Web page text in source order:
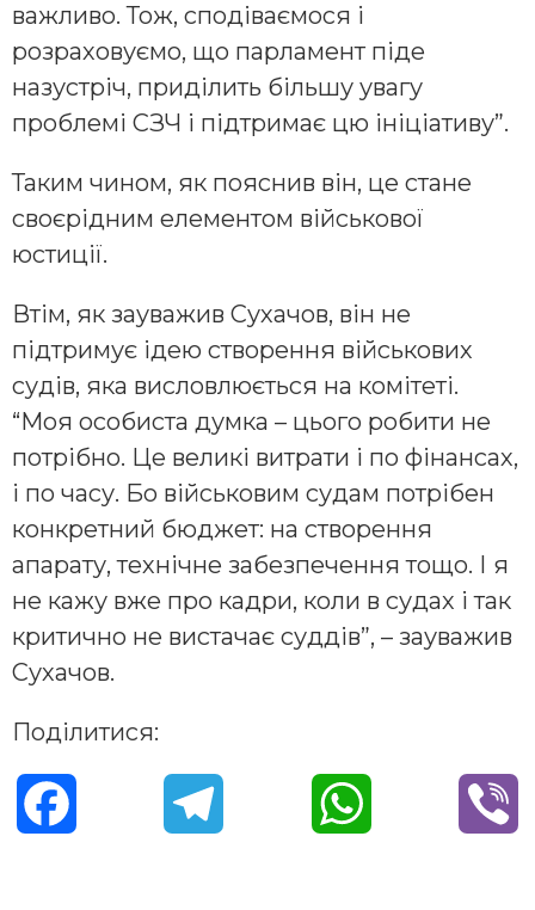
важливо. Тож, сподіваємося і
розраховуємо, що парламент піде
назустріч, приділить більшу увагу
проблемі СЗЧ і підтримає цю ініціативу”.
Таким чином, як пояснив він, це стане
своєрідним елементом військової
юстиції.
Втім, як зауважив Сухачов, він не
підтримує ідею створення військових
судів, яка висловлюється на комітеті.
“Моя особиста думка – цього робити не
потрібно. Це великі витрати і по фінансах,
і по часу. Бо військовим судам потрібен
конкретний бюджет: на створення
апарату, технічне забезпечення тощо. І я
не кажу вже про кадри, коли в судах і так
критично не вистачає суддів”, – зауважив
Сухачов.
Поділитися: